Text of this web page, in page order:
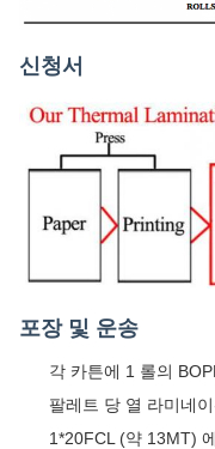
신청서
포장 및 운송
각 카튼에 1 롤의
팔레트 당 열 라미네
1*20FCL (약 13MT)